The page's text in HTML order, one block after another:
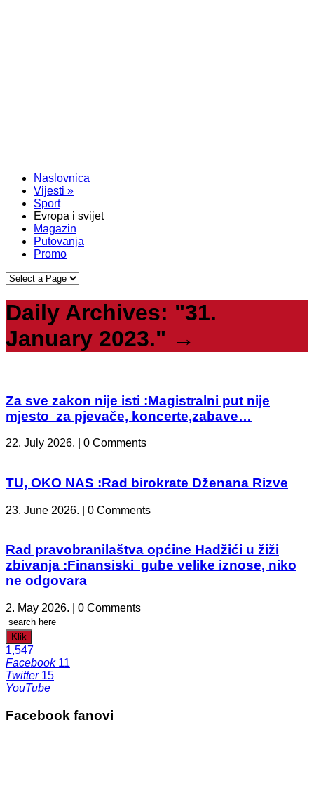
Naslovnica
Vijesti »
Sport
Evropa i svijet
Magazin
Putovanja
Promo
Daily Archives: "31.
January 2023." →
Za sve zakon nije isti :Magistralni put nije
mjesto za pjevače, koncerte,zabave…
22. July 2026. | 0 Comments
TU, OKO NAS :Rad birokrate Dženana Rizve
23. June 2026. | 0 Comments
Rad pravobranilaštva općine Hadžići u žiži
zbivanja :Finansiski gube velike iznose, niko
ne odgovara
2. May 2026. | 0 Comments
Klik
1,547
Facebook 11
Twitter 15
YouTube
Facebook fanovi